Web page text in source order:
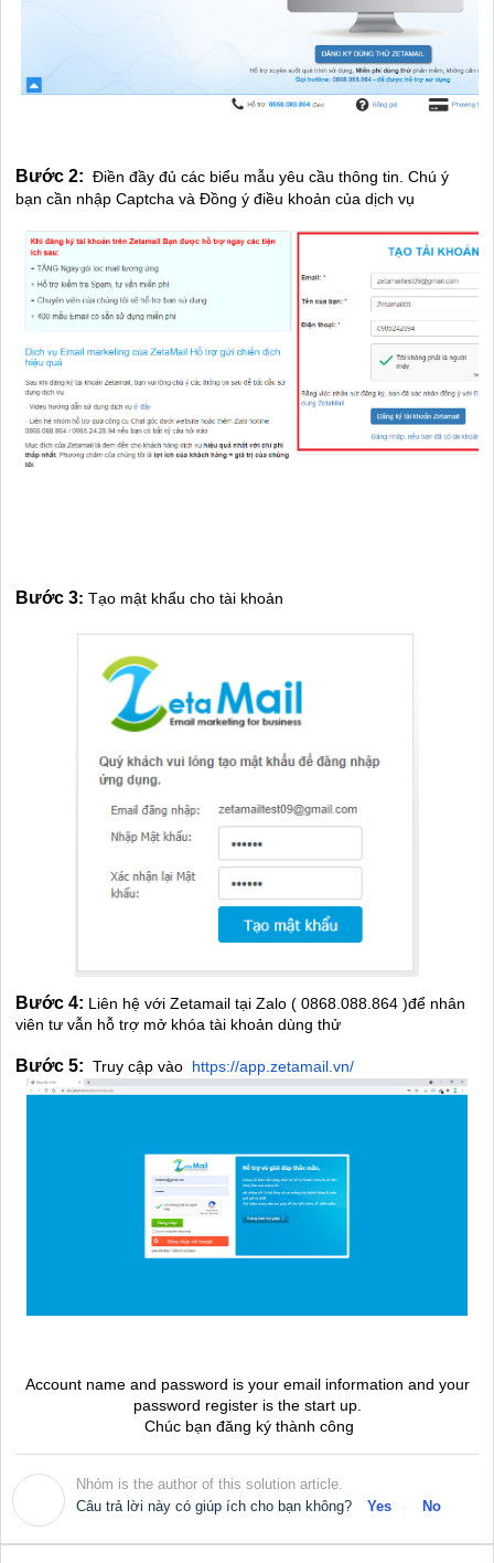
Bước 2: Điền đầy đủ các biểu mẫu yêu cầu thông tin. Chú ý
bạn cần nhập Captcha và Đồng ý điều khoản của dịch vụ
Bước 3: Tạo mật khẩu cho tài khoản
Bước 4: Liên hệ với Zetamail tại Zalo ( 0868.088.864 )để nhân
viên tư vẫn hỗ trợ mở khóa tài khoản dùng thử
Bước 5: Truy cập vào https://app.zetamail.vn/
Account name and password is your email information and your
password register is the start up.
Chúc bạn đăng ký thành công
Nhóm is the author of this solution article.
Câu trả lời này có giúp ích cho bạn không?
Yes No